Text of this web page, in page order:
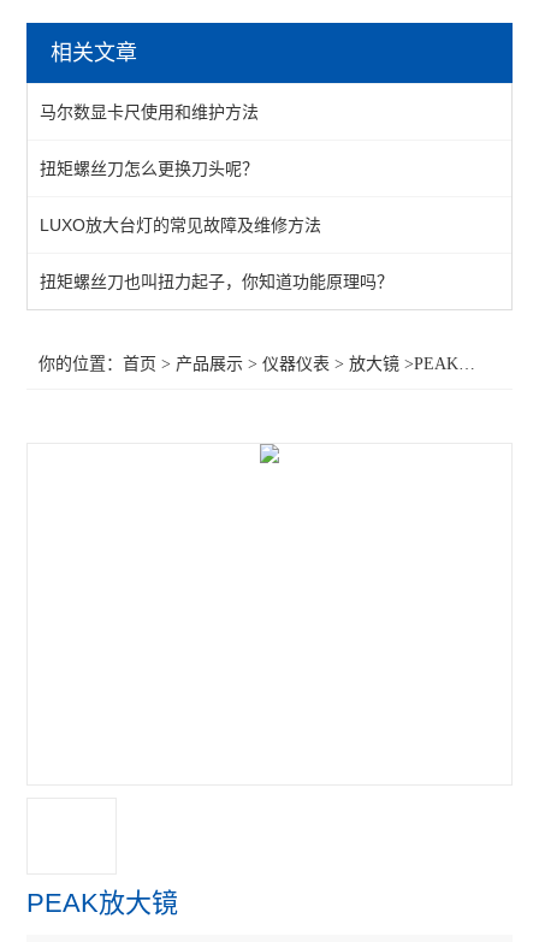
LUXO放大台灯
数显温湿度计
红外线温度计
固伟数字存储示波器
工业万用表
相关文章
马尔数显卡尺使用和维护方法
扭矩螺丝刀怎么更换刀头呢？
LUXO放大台灯的常见故障及维修方法
扭矩螺丝刀也叫扭力起子，你知道功能原理吗？
你的位置：首页 > 产品展示 >仪器仪表 >放大镜 >PEAK放大镜
PEAK放大镜